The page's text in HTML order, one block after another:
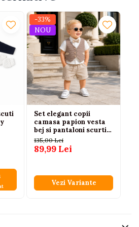
-33%
NOU
Set elegant copii
camasa papion vesta
bej si pantaloni scurti
74|80|86|92
135,00 Lei
89,99 Lei
Vezi Variante